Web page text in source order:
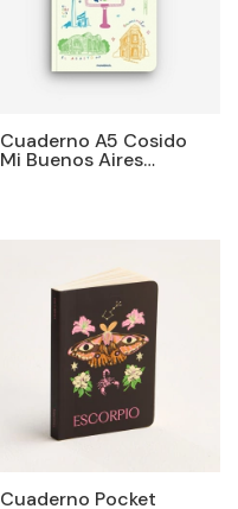
Cuaderno A5 Cosido
Mi Buenos Aires
Cuaderno Pocket